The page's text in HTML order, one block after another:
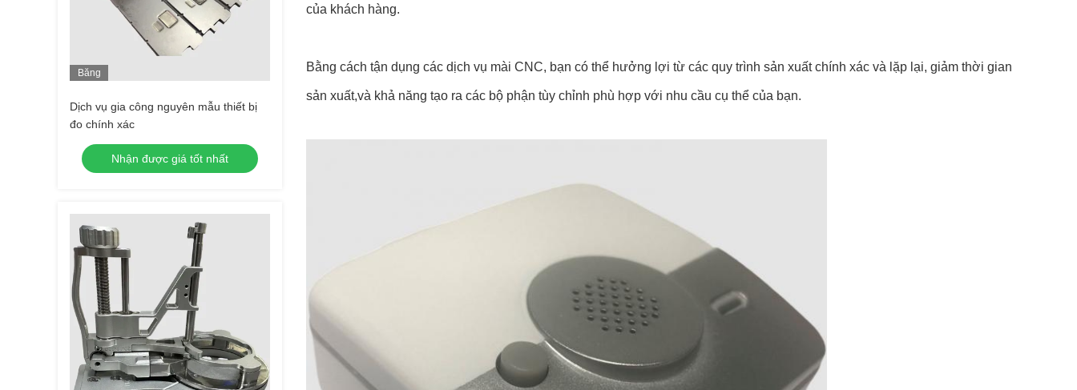
Băng
Dịch vụ gia công nguyên mẫu thiết bị
đo chính xác
Nhận được giá tốt nhất
của khách hàng.
Bằng cách tận dụng các dịch vụ mài CNC, bạn có thể hưởng lợi từ các quy trình sản xuất chính xác và lặp lại, giảm thời gian
sản xuất,và khả năng tạo ra các bộ phận tùy chỉnh phù hợp với nhu cầu cụ thể của bạn.